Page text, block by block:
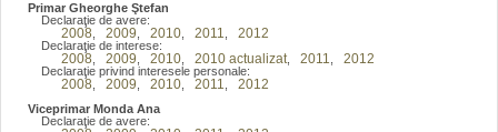
Primar Gheorghe Ştefan
Declaraţie de avere:
2008 2009 2010 2011 2012
Declaraţie de interese:
2008 2009 2010 2010 actualizat 2011 2012
Declaraţie privind interesele personale:
2008 2009 2010 2011 2012
Viceprimar Monda Ana
Declaraţie de avere: